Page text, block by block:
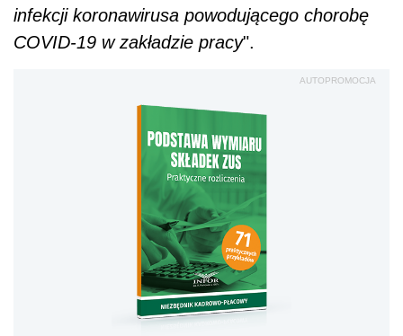
infekcji koronawirusa powodującego chorobę
COVID-19 w zakładzie pracy".
AUTOPROMOCJA